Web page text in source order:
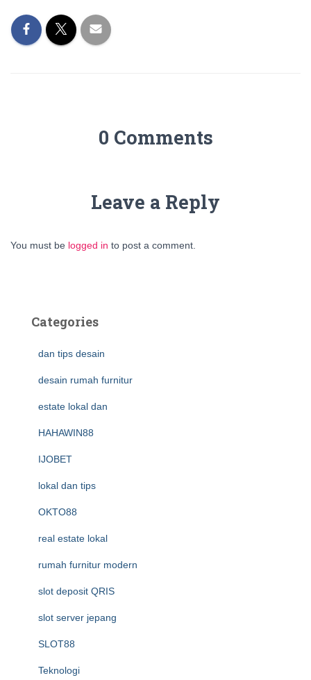
0 Comments
Leave a Reply
You must be logged in to post a comment.
Categories
dan tips desain
desain rumah furnitur
estate lokal dan
HAHAWIN88
IJOBET
lokal dan tips
OKTO88
real estate lokal
rumah furnitur modern
slot deposit QRIS
slot server jepang
SLOT88
Teknologi